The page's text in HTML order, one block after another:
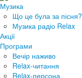
Музика
Що це була за пісня?
Музика радіо Relax
Акції
Програми
Вечір наживо
Relax-читання
Relax-персона